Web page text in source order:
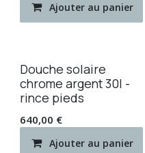
Ajouter au panier
Douche solaire
chrome argent 30l -
rince pieds
640,00 €
Ajouter au panier